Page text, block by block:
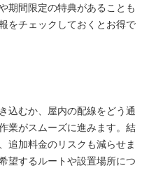
期間限定の特典があることも
をチェックしておくとお得で
込むか、屋内の配線をどう通
業がスムーズに進みます。結
追加料金のリスクも減らせま
望するルートや設置場所につ